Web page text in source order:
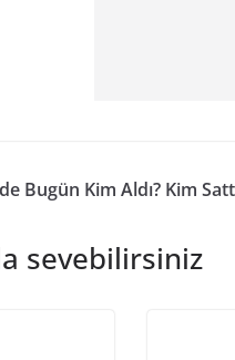
Bugün Kim Aldı? Kim
sevebilirsiniz